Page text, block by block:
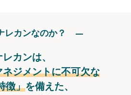
レカンなのか？
レカンは、
ジメントに不可欠な
徴」を備えた、